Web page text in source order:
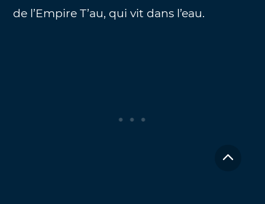
de l’Empire T’au, qui vit dans l’eau.